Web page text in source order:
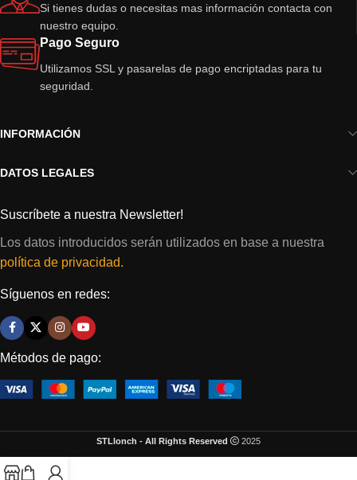
Si tienes dudas o necesitas mas información contacta con
nuestro equipo.
Pago Seguro
Utilizamos SSL y pasarelas de pago encriptadas para tu
seguridad.
INFORMACIÓN
DATOS LEGALES
Suscríbete a nuestra Newsletter!
Los datos introducidos serán utilizados en base a nuestra
política de privacidad.
Síguenos en redes:
Métodos de pago:
STLlonch - All Rights Reserved 2025